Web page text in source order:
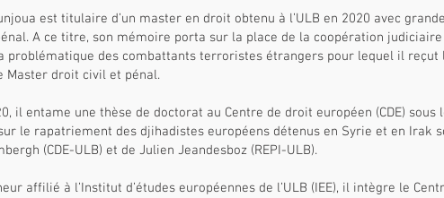
est titulaire d’un master en droit obtenu à l’ULB en 2020 avec
A ce titre, son mémoire porta sur la place de la coopération
problématique des combattants terroristes étrangers pour lequel il reçut
Master droit civil et pénal.
il entame une thèse de doctorat au Centre de droit européen (CDE)
le rapatriement des djihadistes européens détenus en Syrie et en Irak
(CDE-ULB) et de Julien Jeandesboz (REPI-ULB).
affilié à l’Institut d’études européennes de l’ULB (IEE), il intègre le